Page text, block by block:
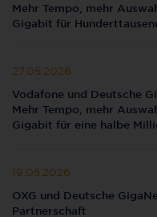
Mehr Tempo, mehr
Gigabit für
27.05.2026
Vodafone und Deutsche
Mehr Tempo, mehr
Gigabit für eine halbe
19.05.2026
OXG und Deutsche
Partnerschaft